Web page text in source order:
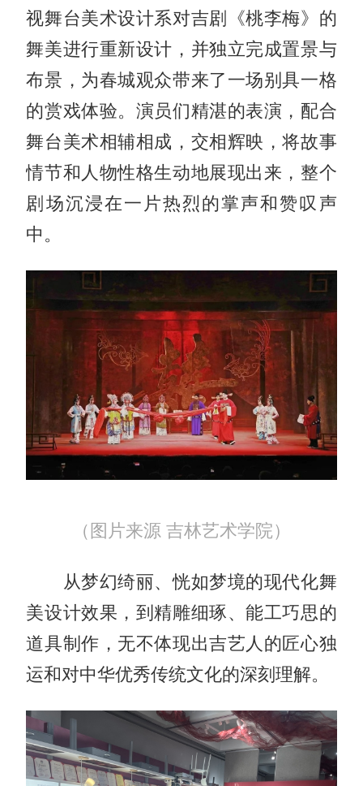
视舞台美术设计系对吉剧《桃李梅》的
舞美进行重新设计，并独立完成置景与
布景，为春城观众带来了一场别具一格
的赏戏体验。演员们精湛的表演，配合
舞台美术相辅相成，交相辉映，将故事
情节和人物性格生动地展现出来，整个
剧场沉浸在一片热烈的掌声和赞叹声
中。
（图片来源 吉林艺术学院）
从梦幻绮丽、恍如梦境的现代化舞
美设计效果，到精雕细琢、能工巧思的
道具制作，无不体现出吉艺人的匠心独
运和对中华优秀传统文化的深刻理解。